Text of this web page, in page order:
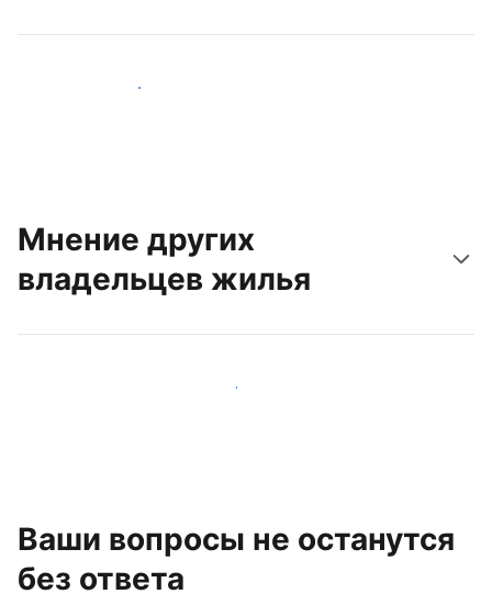
Привлечь новых гостей
Мнение других
владельцев жилья
Присоединиться к другим владельцам жилья
Ваши вопросы не останутся
без ответа